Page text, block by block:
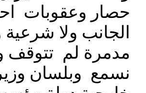
حصار وعقوبات
الجانب ولا
مدمرة لم تتوقف
نسمع وبلسان وزير